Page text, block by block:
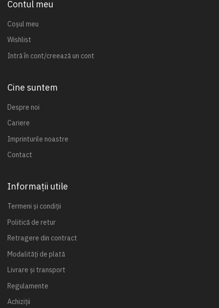
Contul meu
Coșul meu
Wishlist
Intră în cont/creează un cont
Cine suntem
Despre noi
Cariere
Imprinturile noastre
Contact
Informații utile
Termeni și condiții
Politică de retur
Retragere din contract
Modalități de plată
Livrare și transport
Regulamente
Achiziții